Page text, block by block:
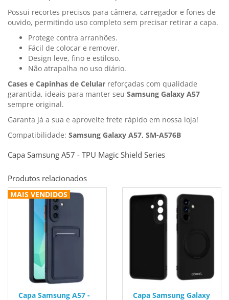
Possui recortes precisos para câmera, carregador e fones de
ouvido, permitindo uso completo sem precisar retirar a capa.
Protege contra arranhões.
Fácil de colocar e remover.
Design leve, fino e estiloso.
Não atrapalha no uso diário.
Cases e Capinhas de Celular reforçadas com qualidade
garantida, ideais para manter seu Samsung Galaxy A57
sempre original.
Garanta já a sua e aproveite frete rápido em nossa loja!
Compatibilidade: Samsung Galaxy A57, SM-A576B
Capa Samsung A57 - TPU Magic Shield Series
Produtos relacionados
MAIS VENDIDOS
MAIS VENDIDOS
Capa Samsung A57 - Capa Samsung Galaxy